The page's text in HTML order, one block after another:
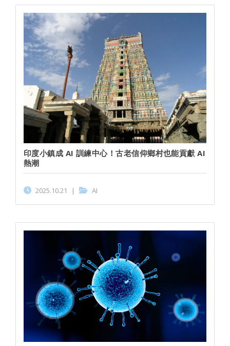
印度小鎮成 AI 訓練中心！古老信仰鄉村也能貢獻 AI
熱潮
2025.10.21 | AI